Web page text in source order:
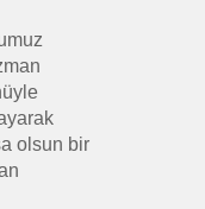
olsun bir